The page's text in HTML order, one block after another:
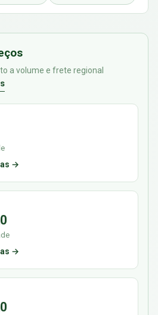
a volume e frete regional
→
→